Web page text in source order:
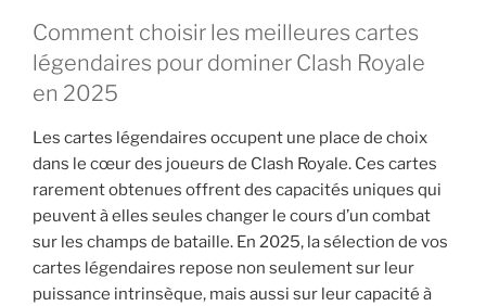
Comment choisir les meilleures cartes
légendaires pour dominer Clash Royale
en 2025
Les cartes légendaires occupent une place de choix
dans le cœur des joueurs de Clash Royale. Ces cartes
rarement obtenues offrent des capacités uniques qui
peuvent à elles seules changer le cours d’un combat
sur les champs de bataille. En 2025, la sélection de vos
cartes légendaires repose non seulement sur leur
puissance intrinsèque, mais aussi sur leur capacité à